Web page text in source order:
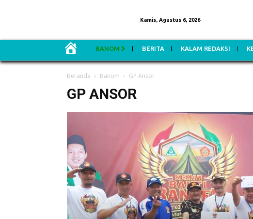
Kamis, Agustus 6, 2026
M
BANOM BERITA KALAM REDAKSI
Beranda Banom GP Ansor
GP ANSOR